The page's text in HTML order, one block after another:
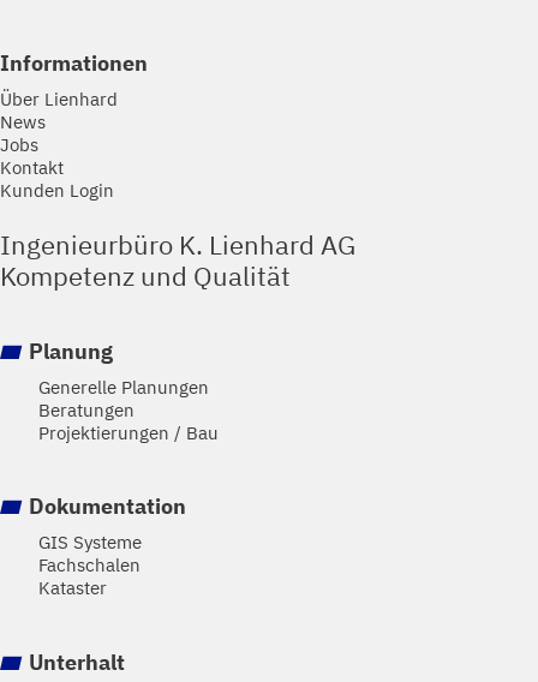
Informationen
Über Lienhard
News
Jobs
Kontakt
Kunden Login
Ingenieurbüro K. Lienhard AG
Kompetenz und Qualität
Planung
Generelle Planungen
Beratungen
Projektierungen / Bau
Dokumentation
GIS Systeme
Fachschalen
Kataster
Unterhalt